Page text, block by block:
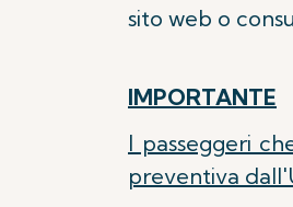
sito web o
IMPORTANTE
I passeggeri
preventiva